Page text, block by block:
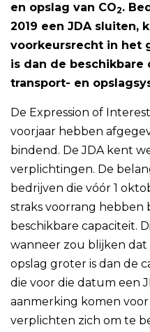
en opslag van CO2.
2019 een JDA sluiten,
voorkeursrecht in het
is dan de beschikbare
transport- en
De Expression of
voorjaar hebben
bindend. De JDA kent
verplichtingen. De
bedrijven die vóór 1
straks voorrang hebben
beschikbare capaciteit.
wanneer zou blijken dat
opslag groter is dan de
die voor die datum een
aanmerking komen
verplichten zich om te